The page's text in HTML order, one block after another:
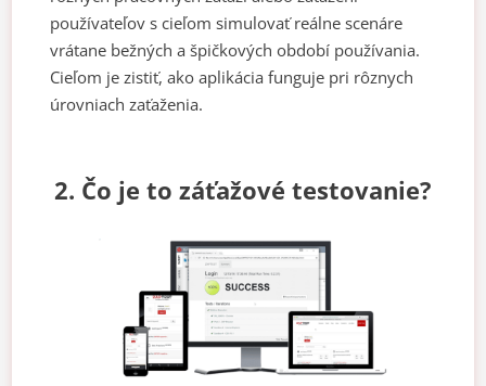
používateľov s cieľom simulovať reálne scenáre
vrátane bežných a špičkových období používania.
Cieľom je zistiť, ako aplikácia funguje pri rôznych
úrovniach zaťaženia.
2. Čo je to záťažové testovanie?